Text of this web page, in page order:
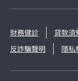
財務健診 貸款須
反詐騙聲明
隱私